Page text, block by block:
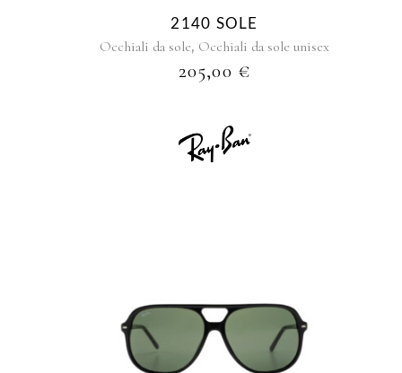
2140 SOLE
Occhiali da sole, Occhiali da sole unisex
205,00 €